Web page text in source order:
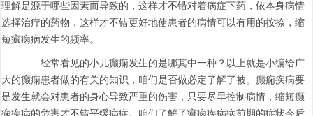
理解是源于哪些因素而导致的，这样才不错对着病症下药，依本身病情
选择治疗的药物，这样才不错更好地使患者的病情可以有用的按捺，缩
短癫痫病发生的频率。
经常看见的小儿癫痫发生的是哪其中一种？以上就是小编给广
大的癫痫患者做的有关的知识，咱们是否做必定了解了被。癫痫疾病要
是发生就会对患者的身心导致严重的伤害，只要尽早控制病情，缩短癫
痫疾病的危害才不错平缓病症。咱们了解了癫痫疾病病前期的症状今后